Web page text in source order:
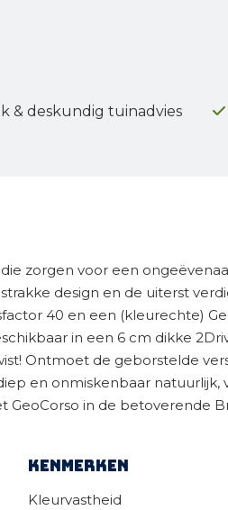
& deskundig tuinadvies
zorgen voor een
design en de uiterst
40 en een (kleurechte)
in een 6 cm dikke
Ontmoet de geborstelde
en onmiskenbaar natuurlijk,
in de betoverende
Kenmerken
Kleurvastheid